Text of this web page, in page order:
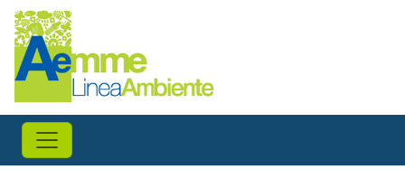
Salta al contenuto principale